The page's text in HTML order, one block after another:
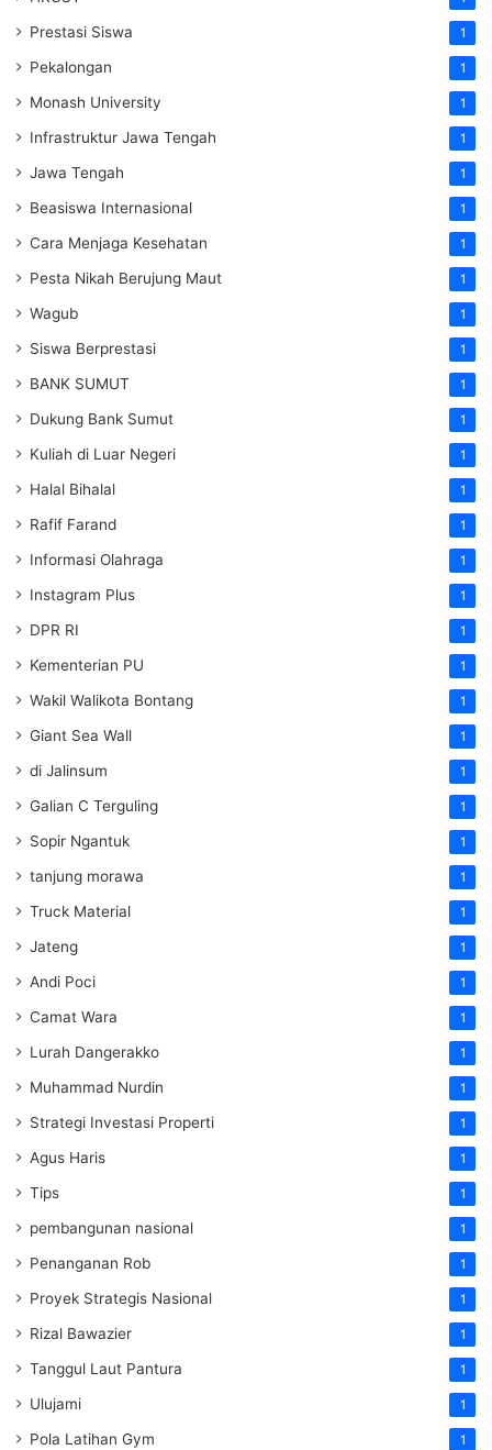
Prestasi Siswa 1
Pekalongan 1
Monash University 1
Infrastruktur Jawa Tengah 1
Jawa Tengah 1
Beasiswa Internasional 1
Cara Menjaga Kesehatan 1
Pesta Nikah Berujung Maut 1
Wagub 1
Siswa Berprestasi 1
BANK SUMUT 1
Dukung Bank Sumut 1
Kuliah di Luar Negeri 1
Halal Bihalal 1
Rafif Farand 1
Informasi Olahraga 1
Instagram Plus 1
DPR RI 1
Kementerian PU 1
Wakil Walikota Bontang 1
Giant Sea Wall 1
di Jalinsum 1
Galian C Terguling 1
Sopir Ngantuk 1
tanjung morawa 1
Truck Material 1
Jateng 1
Andi Poci 1
Camat Wara 1
Lurah Dangerakko 1
Muhammad Nurdin 1
Strategi Investasi Properti 1
Agus Haris 1
Tips 1
pembangunan nasional 1
Penanganan Rob 1
Proyek Strategis Nasional 1
Rizal Bawazier 1
Tanggul Laut Pantura 1
Ulujami 1
Pola Latihan Gym 1